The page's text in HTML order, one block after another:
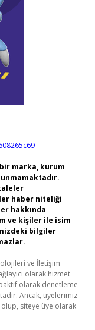
marka, kurum
haber niteliği
hakkında
ve kişiler ile isim
bilgiler
ve İletişim
olarak hizmet
olarak denetleme
Ancak, üyelerimiz
olup, siteye üye olarak